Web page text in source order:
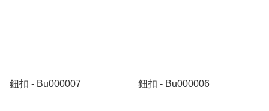
鈕扣 - Bu000007 鈕扣 - Bu000006